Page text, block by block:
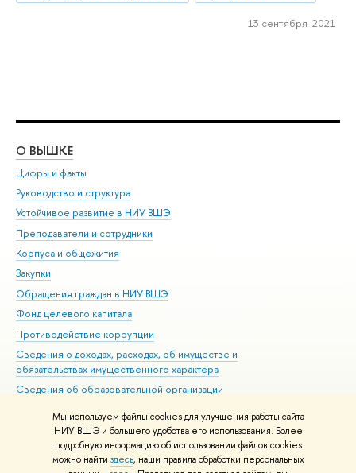
Мы используем файлы cookies для улучшения работы сайта
НИУ ВШЭ и большего удобства его использования. Более
подробную информацию об использовании файлов cookies
можно найти здесь, наши правила обработки персональных
13 сентября 2021
О ВЫШКЕ
Цифры и факты
Руководство и структура
Устойчивое развитие в НИУ ВШЭ
Преподаватели и сотрудники
Корпуса и общежития
Закупки
Обращения граждан в НИУ ВШЭ
Фонд целевого капитала
Противодействие коррупции
Сведения о доходах, расходах, об имуществе и
обязательствах имущественного характера
Сведения об образовательной организации
Людям с ограниченными возможностями здоровья
Единая платежная страница
Работа в Вышке